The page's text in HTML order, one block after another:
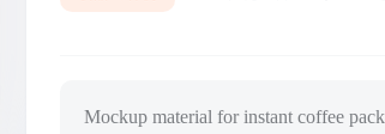
Mockup material for instant coffee